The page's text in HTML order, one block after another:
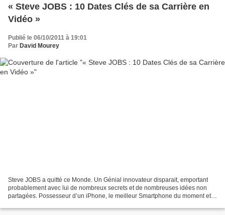
« Steve JOBS : 10 Dates Clés de sa Carrière en
Vidéo »
Publié le 06/10/2011 à 19:01
Par David Mourey
Steve JOBS a quitté ce Monde. Un Génial innovateur disparait, emportant
probablement avec lui de nombreux secrets et de nombreuses idées non
partagées. Possesseur d’un iPhone, le meilleur Smartphone du moment et